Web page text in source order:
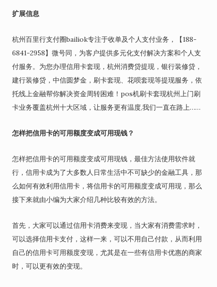
扩展信息
杭州百里行支付圈bailiok专注于收单及个人支付业务，【188-
6841-2958】微号同，为客户提供多元化支付解决方案和个人支
付服务。为您办理信用卡套现，杭州消费贷提现，银行装修贷，
建行装修贷，中信圆梦金，刷卡套现、花呗套现等提现服务，依
托线上金融帮你解决资金周转困难！pos机刷卡套现杭州上门刷
卡业务覆盖杭州十大区域，让服务更有温度,我们一直在路上……
怎样把信用卡的可用额度变成可用现钱？
怎样把信用卡的可用额度变成可用现钱，最佳方法使用软件就
行，信用卡成为了大多数人日常生活中不可缺少的金融工具，那
么如何有效利用信用卡，将信用卡的可用额度变成可用现，那么
接下来就由小编为大家介绍几种比较有效的方法。
首先，大家可以通过信用卡消费来变现，当大家有消费需求时，
可以选择信用卡支付，这样一来，可以不用自己付款，从而利用
自己的信用卡可用额度变现，尤其是在一些有信用卡优惠的商家
时，可以更有效的变现。